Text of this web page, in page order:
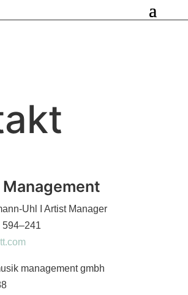
Uhl I Artist Manager
594–241
manage­ment gmbh